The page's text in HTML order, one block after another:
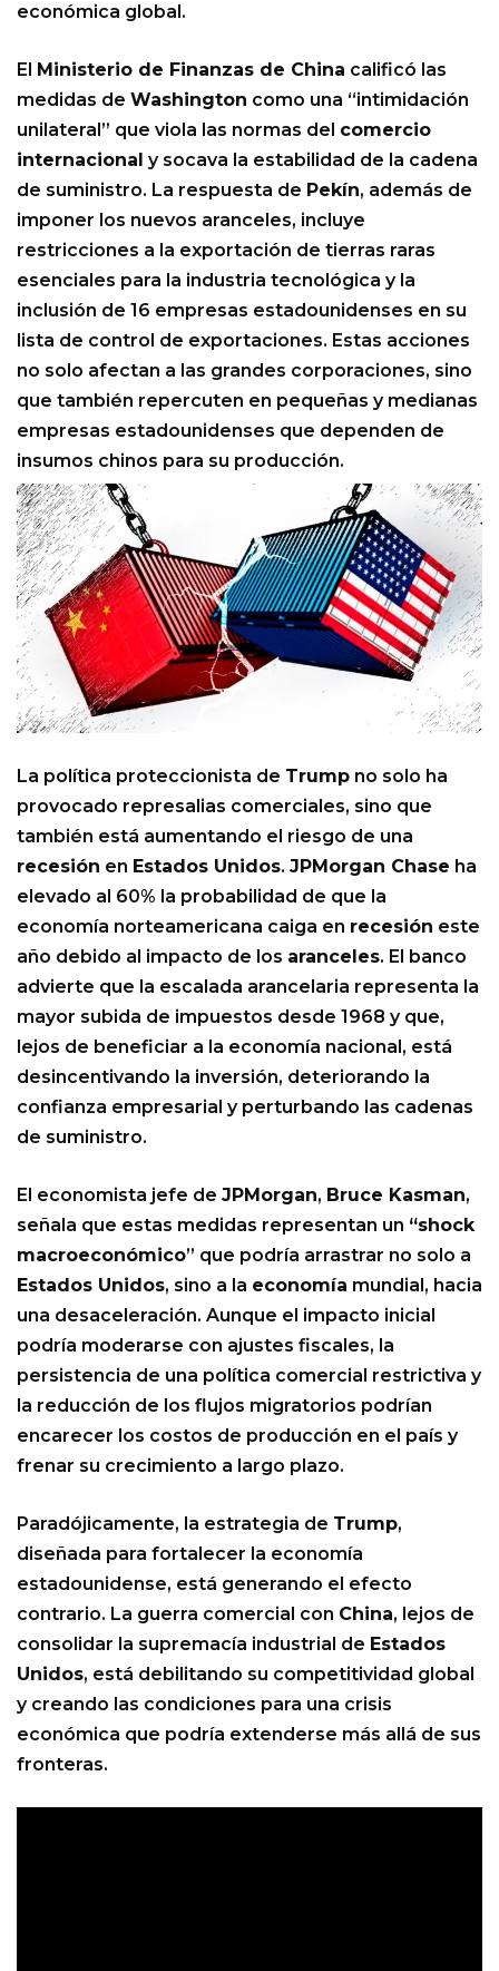
económica global.
El Ministerio de Finanzas de China calificó las
medidas de Washington como una “intimidación
unilateral” que viola las normas del comercio
internacional y socava la estabilidad de la cadena
de suministro. La respuesta de Pekín, además de
imponer los nuevos aranceles, incluye
restricciones a la exportación de tierras raras
esenciales para la industria tecnológica y la
inclusión de 16 empresas estadounidenses en su
lista de control de exportaciones. Estas acciones
no solo afectan a las grandes corporaciones, sino
que también repercuten en pequeñas y medianas
empresas estadounidenses que dependen de
insumos chinos para su producción.
La política proteccionista de Trump no solo ha
provocado represalias comerciales, sino que
también está aumentando el riesgo de una
recesión en Estados Unidos. JPMorgan Chase ha
elevado al 60% la probabilidad de que la
economía norteamericana caiga en recesión este
año debido al impacto de los aranceles. El banco
advierte que la escalada arancelaria representa la
mayor subida de impuestos desde 1968 y que,
lejos de beneficiar a la economía nacional, está
desincentivando la inversión, deteriorando la
confianza empresarial y perturbando las cadenas
de suministro.
El economista jefe de JPMorgan, Bruce Kasman,
señala que estas medidas representan un “shock
macroeconómico” que podría arrastrar no solo a
Estados Unidos, sino a la economía mundial, hacia
una desaceleración. Aunque el impacto inicial
podría moderarse con ajustes fiscales, la
persistencia de una política comercial restrictiva y
la reducción de los flujos migratorios podrían
encarecer los costos de producción en el país y
frenar su crecimiento a largo plazo.
Paradójicamente, la estrategia de Trump,
diseñada para fortalecer la economía
estadounidense, está generando el efecto
contrario. La guerra comercial con China, lejos de
consolidar la supremacía industrial de Estados
Unidos, está debilitando su competitividad global
y creando las condiciones para una crisis
económica que podría extenderse más allá de sus
fronteras.